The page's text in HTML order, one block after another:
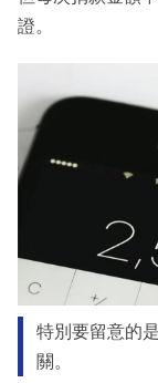
證。
特別要留意的
關。